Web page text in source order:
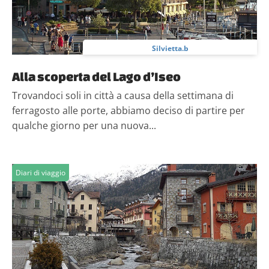
Silvietta.b
Alla scoperta del Lago d’Iseo
Trovandoci soli in città a causa della settimana di
ferragosto alle porte, abbiamo deciso di partire per
qualche giorno per una nuova...
Diari di viaggio